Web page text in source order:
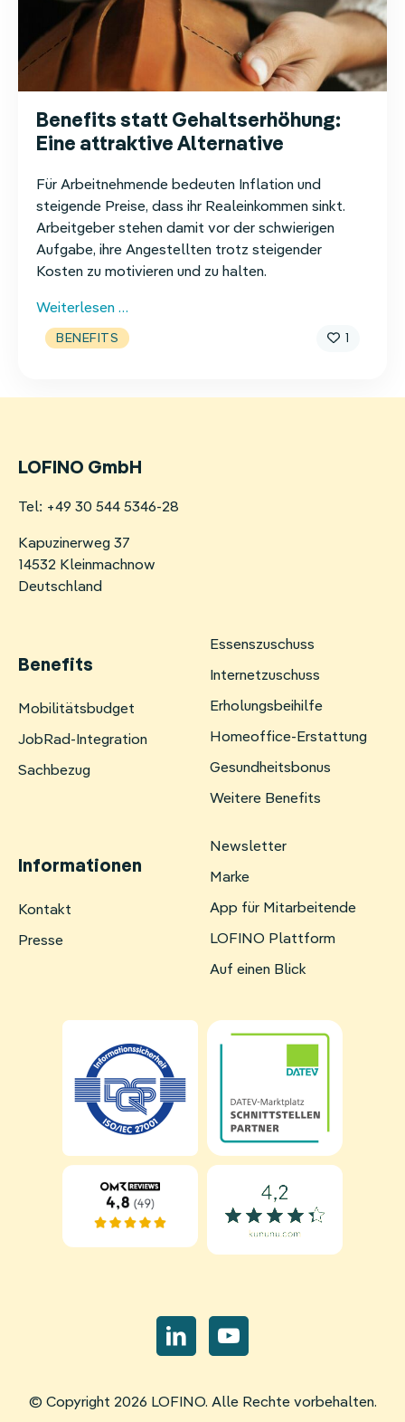
Benefits statt Gehaltserhöhung:
Eine attraktive Alternative
1
Für Arbeitnehmende bedeuten Inflation und
steigende Preise, dass ihr Realeinkommen sinkt.
Arbeitgeber stehen damit vor der schwierigen
Aufgabe, ihre Angestellten trotz steigender
Kosten zu motivieren und zu halten.
Weiterlesen …
statt
attraktive
BENEFITS
LOFINO GmbH
Tel: +49 30 544 5346-28
Kapuzinerweg 37
14532 Kleinmachnow
Deutschland
Benefits
Navigation
überspringen
Mobilitätsbudget
JobRad-Integration
Sachbezug
Essenszuschuss
Internetzuschuss
Erholungsbeihilfe
Homeoffice-Erstattung
Gesundheitsbonus
Weitere Benefits
Informationen
Navigation
überspringen
Kontakt
Presse
Newsletter
Marke
App für Mitarbeitende
LOFINO Plattform
Auf einen Blick
Navigation
überspringen
© Copyright 2026 LOFINO. Alle Rechte vorbehalten.